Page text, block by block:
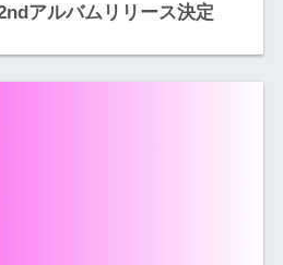
アルバムリリース決定